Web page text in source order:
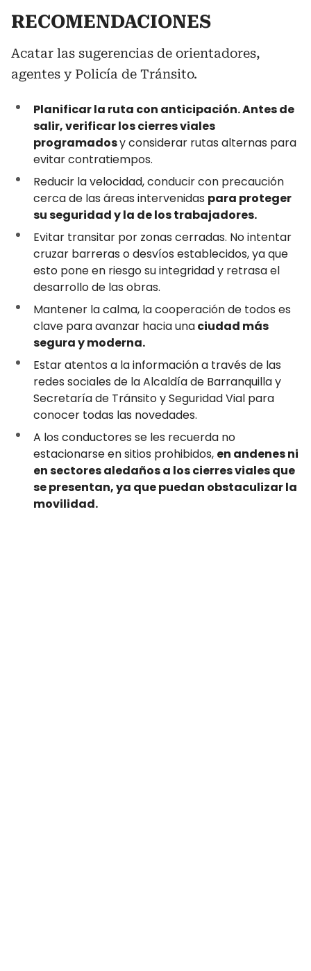
RECOMENDACIONES
Acatar las sugerencias de orientadores,
agentes y Policía de Tránsito.
Planificar la ruta con anticipación. Antes de
salir, verificar los cierres viales
programadosy considerar rutas alternas para
evitar contratiempos.
Reducir la velocidad, conducir con precaución
cerca de las áreas intervenidas para proteger
su seguridad y la de los trabajadores.
Evitar transitar por zonas cerradas. No intentar
cruzar barreras o desvíos establecidos, ya que
esto pone en riesgo su integridad y retrasa el
desarrollo de las obras.
Mantener la calma, la cooperación de todos es
clave para avanzar hacia unaciudad más
segura y moderna.
Estar atentos a la información a través de las
redes sociales de la Alcaldía de Barranquilla y
Secretaría de Tránsito y Seguridad Vial para
conocer todas las novedades.
A los conductores se les recuerda no
estacionarse en sitios prohibidos, en andenes ni
en sectores aledaños a los cierres viales que
se presentan, ya que puedan obstaculizar la
movilidad.